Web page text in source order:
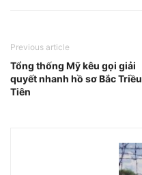
Previous article
Tổng thống Mỹ kêu gọi giải
quyết nhanh hồ sơ Bắc Triều
Tiên